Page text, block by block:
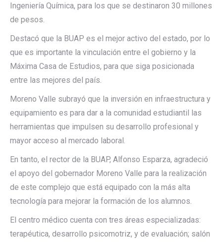
Ingeniería Química, para los que se destinaron 30 millones
de pesos.
Destacó que la BUAP es el mejor activo del estado, por lo
que es importante la vinculación entre el gobierno y la
Máxima Casa de Estudios, para que siga posicionada
entre las mejores del país.
Moreno Valle subrayó que la inversión en infraestructura y
equipamiento es para dar a la comunidad estudiantil las
herramientas que impulsen su desarrollo profesional y
mayor acceso al mercado laboral.
En tanto, el rector de la BUAP, Alfonso Esparza, agradeció
el apoyo del gobernador Moreno Valle para la realización
de este complejo que está equipado con la más alta
tecnología para mejorar la formación de los alumnos.
El centro médico cuenta con tres áreas especializadas:
terapéutica, desarrollo psicomotriz, y de evaluación; salón